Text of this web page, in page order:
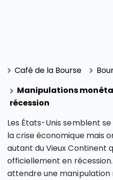
Café de la Bourse
Manipulations
récession
Les États-Unis semblent
la crise économique mais
autant du Vieux Continent
officiellement en
attendre une manipulation